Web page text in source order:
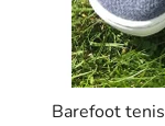
Barefoot